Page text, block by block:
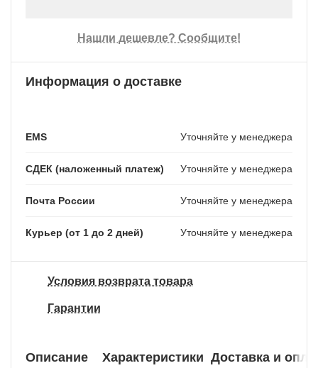
Нашли дешевле? Сообщите!
Информация о доставке
EMS Уточняйте у менеджера
СДЕК (наложенный платеж) Уточняйте у менеджера
Почта России Уточняйте у менеджера
Курьер (от 1 до 2 дней) Уточняйте у менеджера
Условия возврата товара
Гарантии
Описание Характеристики Доставка и